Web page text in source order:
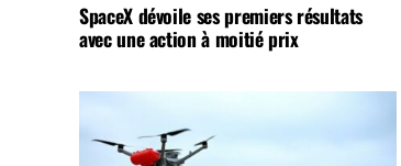
SpaceX dévoile ses premiers résultats
avec une action à moitié prix